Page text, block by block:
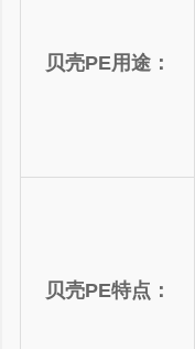
贝壳PE用途：
贝壳PE特点：